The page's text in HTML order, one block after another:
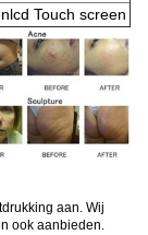
Touch screen
aan. Wij
ook aanbieden.